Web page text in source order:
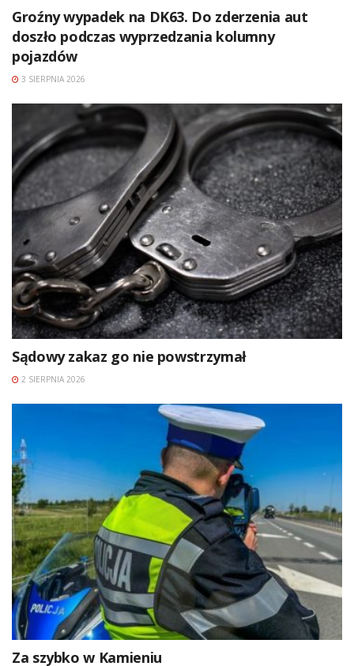
Groźny wypadek na DK63. Do zderzenia aut
doszło podczas wyprzedzania kolumny
pojazdów
3 SIERPNIA 2026
Sądowy zakaz go nie powstrzymał
2 SIERPNIA 2026
Za szybko w Kamieniu